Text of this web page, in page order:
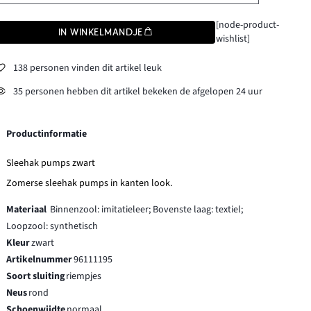
IN WINKELMANDJE
[node-product-
wishlist]
138 personen vinden dit artikel leuk
35 personen hebben dit artikel bekeken de afgelopen 24 uur
Productinformatie
Sleehak pumps zwart
Zomerse sleehak pumps in kanten look.
Materiaal Binnenzool: imitatieleer; Bovenste laag: textiel;
Loopzool: synthetisch
Kleurzwart
Artikelnummer96111195
Soort sluitingriempjes
Neusrond